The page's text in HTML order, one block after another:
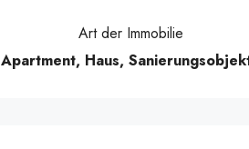
Art der Immobilie
Apartment, Haus,